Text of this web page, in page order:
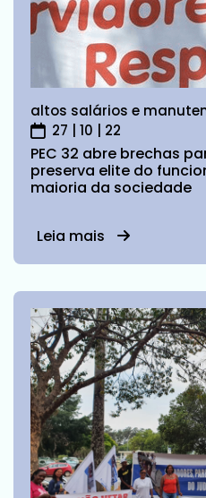
altos salários e
27 | 10 | 22
PEC 32 abre brechas
preserva elite do
maioria da sociedade
Leia mais